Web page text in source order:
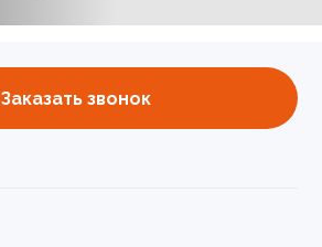
Заказать звонок